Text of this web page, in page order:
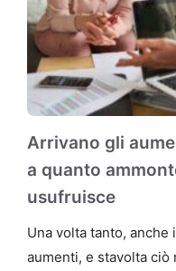
Arrivano gli
a quanto
usufruisce
Una volta tanto, anche
aumenti, e stavolta ciò